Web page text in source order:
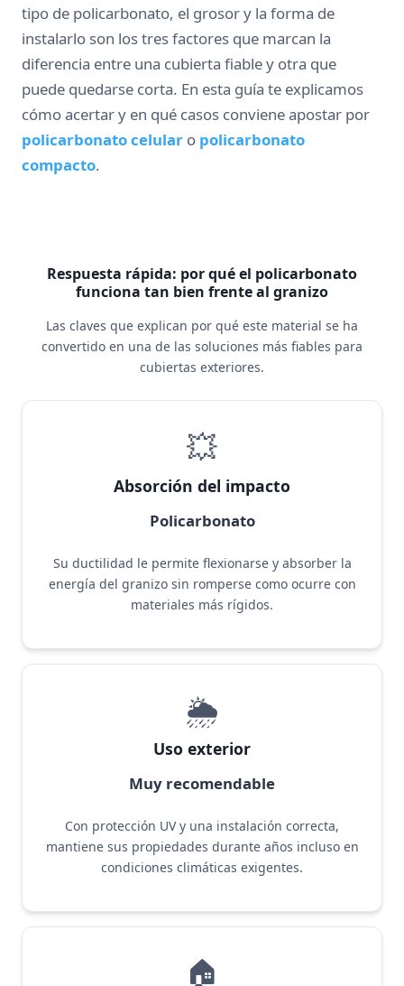
tipo de policarbonato, el grosor y la forma de
instalarlo son los tres factores que marcan la
diferencia entre una cubierta fiable y otra que
puede quedarse corta. En esta guía te explicamos
cómo acertar y en qué casos conviene apostar por
policarbonato celular o policarbonato
compacto.
Respuesta rápida: por qué el policarbonato
funciona tan bien frente al granizo
Las claves que explican por qué este material se ha
convertido en una de las soluciones más fiables para
cubiertas exteriores.
💥
Absorción del impacto
Policarbonato
Su ductilidad le permite flexionarse y absorber la
energía del granizo sin romperse como ocurre con
materiales más rígidos.
🌦️
Uso exterior
Muy recomendable
Con protección UV y una instalación correcta,
mantiene sus propiedades durante años incluso en
condiciones climáticas exigentes.
🏠